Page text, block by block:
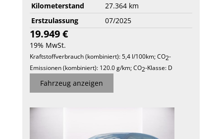
Kilometerstand
27.364 km
Erstzulassung
07/2025
19.949 €
19% MwSt.
Kraftstoffverbrauch (kombiniert): 5,4 l/100km;CO2-
Emissionen (kombiniert): 120.0 g/km;CO2-Klasse: D
Fahrzeug anzeigen